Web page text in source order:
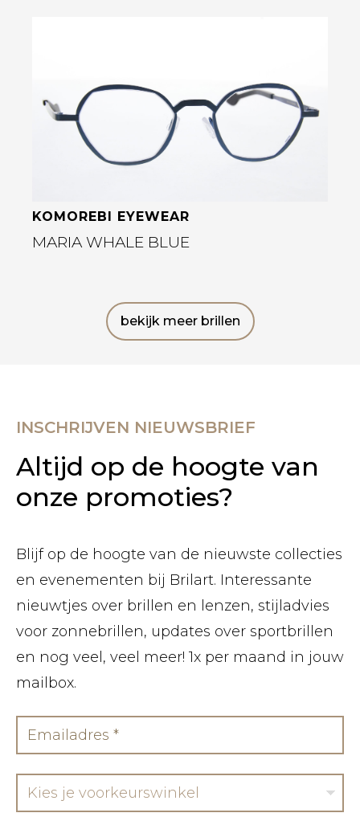
KOMOREBI EYEWEAR
MARIA WHALE BLUE
bekijk meer brillen
INSCHRIJVEN NIEUWSBRIEF
Altijd op de hoogte van
onze promoties?
Blijf op de hoogte van de nieuwste collecties
en evenementen bij Brilart. Interessante
nieuwtjes over brillen en lenzen, stijladvies
voor zonnebrillen, updates over sportbrillen
en nog veel, veel meer! 1x per maand in jouw
mailbox.
Kies je voorkeurswinkel